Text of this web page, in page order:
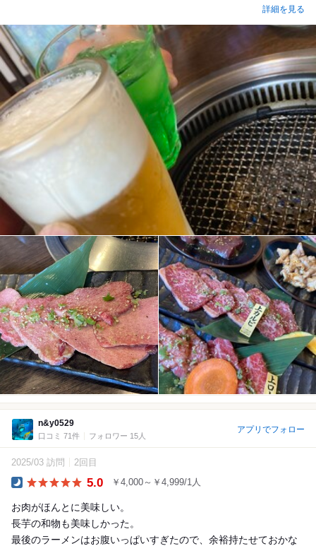
詳細を見る
n&y0529
口コミ 71件 フォロワー 15人
アプリでフォロー
2025/03 訪問 2回目
5.0 ￥4,000～￥4,999/1人
お肉がほんとに美味しい。
長芋の和物も美味しかった。
最後のラーメンはお腹いっぱいすぎたので、余裕持たせておかな